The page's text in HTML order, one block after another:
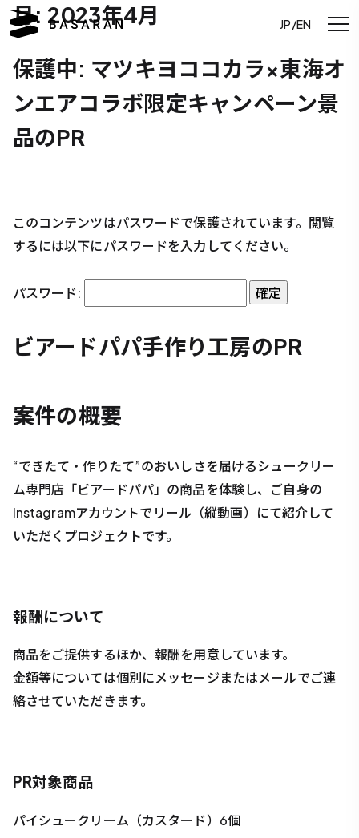
JP/EN
月: 2023年4月
保護中: マツキヨココカラ×東海オ
ンエアコラボ限定キャンペーン景
品のPR
このコンテンツはパスワードで保護されています。閲覧
するには以下にパスワードを入力してください。
パスワード:
ビアードパパ手作り工房のPR
案件の概要
“できたて・作りたて”のおいしさを届けるシュークリー
ム専門店「ビアードパパ」の商品を体験し、ご自身の
Instagramアカウントでリール（縦動画）にて紹介して
いただくプロジェクトです。
報酬について
商品をご提供するほか、報酬を用意しています。
金額等については個別にメッセージまたはメールでご連
絡させていただきます。
PR対象商品
パイシュークリーム（カスタード）6個